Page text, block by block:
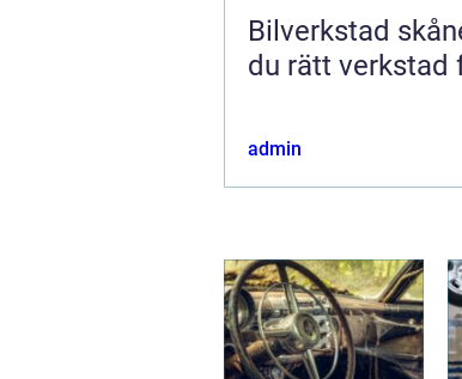
Bilverkstad skåne så
du rätt verkstad
admin